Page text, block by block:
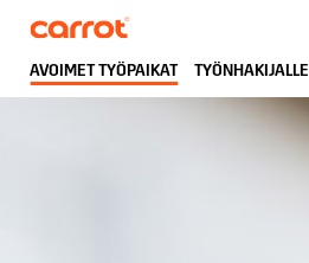
AVOIMET TYÖPAIKAT TYÖNHAKIJALLE